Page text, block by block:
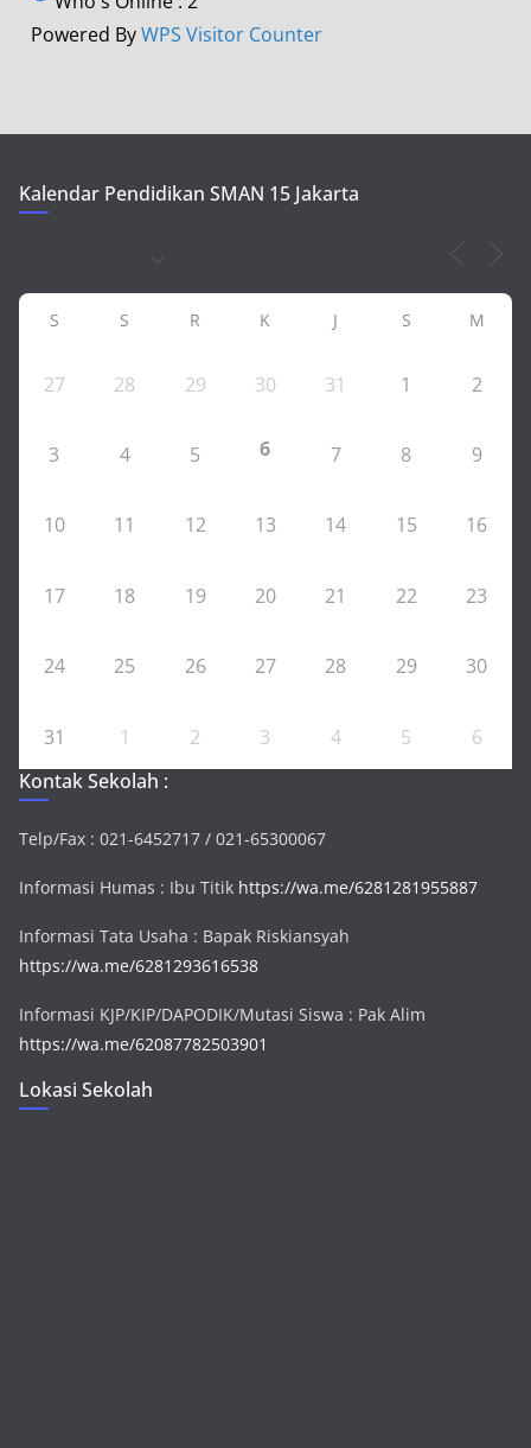
Powered ByWPS Visitor Counter
Kalendar Pendidikan SMAN 15 Jakarta
S S R K J S M
27 28 29 30 31 1 2
3 4 5 6 7 8 9
10 11 12 13 14 15 16
17 18 19 20 21 22 23
24 25 26 27 28 29 30
31 1 2 3 4 5
6
Kontak Sekolah :
Telp/Fax : 021-6452717 / 021-65300067
Informasi Humas : Ibu Titik https://wa.me/6281281955887
Informasi Tata Usaha : Bapak Riskiansyah
https://wa.me/6281293616538
Informasi KJP/KIP/DAPODIK/Mutasi Siswa : Pak Alim
https://wa.me/62087782503901
Lokasi Sekolah